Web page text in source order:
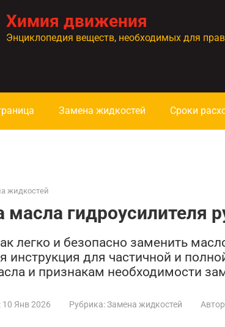
Химия движения
Энциклопедия веществ, необходимых для
Замена жидкостей Сроки
жидкостей
масла гидроусилителя
легко и безопасно заменить
инструкция для частичной и
и признакам необходимости
10 Янв 2026 Рубрика:Замена жидкостей